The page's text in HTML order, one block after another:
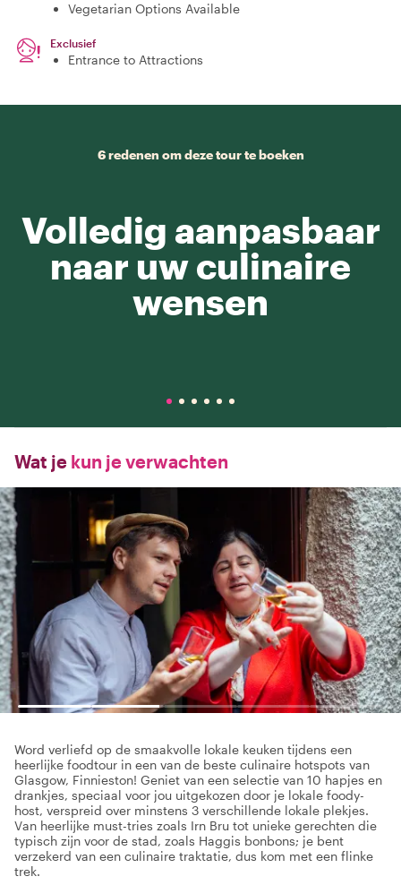
Vegetarian Options Available
Exclusief
Entrance to Attractions
6 redenen om deze tour te boeken
Volledig aanpasbaar
naar uw culinaire
wensen
Wat je kun je verwachten
Word verliefd op de smaakvolle lokale keuken tijdens een
heerlijke foodtour in een van de beste culinaire hotspots van
Glasgow, Finnieston! Geniet van een selectie van 10 hapjes en
drankjes, speciaal voor jou uitgekozen door je lokale foody-
host, verspreid over minstens 3 verschillende lokale plekjes.
Van heerlijke must-tries zoals Irn Bru tot unieke gerechten die
typisch zijn voor de stad, zoals Haggis bonbons; je bent
verzekerd van een culinaire traktatie, dus kom met een flinke
trek.